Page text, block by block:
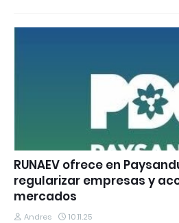
RUNAEV ofrece en
regularizar empresas y
mercados
Andres 10.11.25